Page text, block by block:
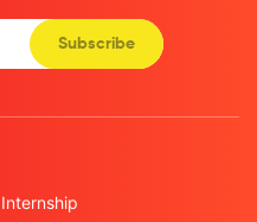
Subscribe
Internship